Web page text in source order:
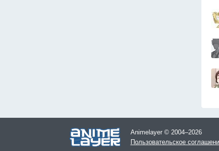
Animelayer © 2004–2026
Пользовательское